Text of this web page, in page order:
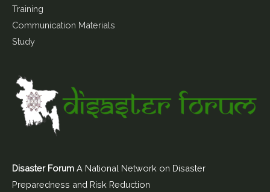
Training
Communication Materials
Study
Disaster Forum A National Network on Disaster
Preparedness and Risk Reduction